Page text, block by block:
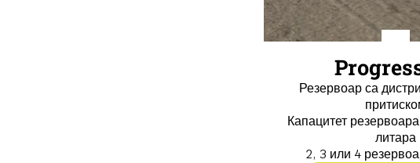
Резервоар са
Капацитет
литара
2, 3 или 4